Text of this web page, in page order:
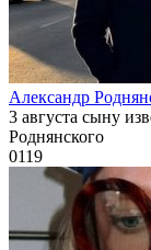
Александр
3 августа сыну
Роднянского
0119